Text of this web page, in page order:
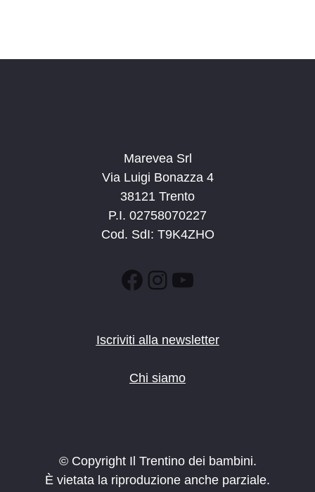
Marevea Srl
Via Luigi Bonazza 4
38121 Trento
P.I. 02758070227
Cod. SdI: T9K4ZHO
Facebook
Instagram
YouTube
Iscriviti alla newsletter
Chi siamo
© Copyright Il Trentino dei bambini.
È vietata la riproduzione anche parziale.